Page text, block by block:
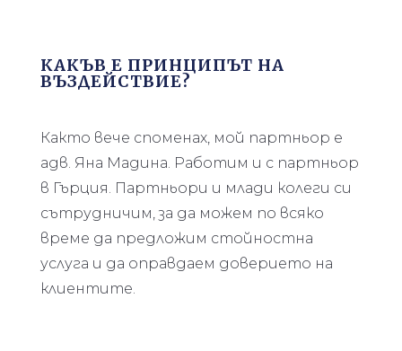
КАКЪВ Е ПРИНЦИПЪТ НА
ВЪЗДЕЙСТВИЕ?
Както вече споменах, мой партньор е
адв. Яна Мадина. Работим и с партньор
в Гърция. Партньори и млади колеги си
сътрудничим, за да можем по всяко
време да предложим стойностна
услуга и да оправдаем доверието на
клиентите.